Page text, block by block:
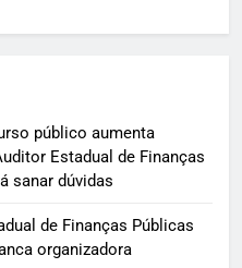
público aumenta
Estadual de Finanças
sanar dúvidas
de Finanças Públicas
organizadora